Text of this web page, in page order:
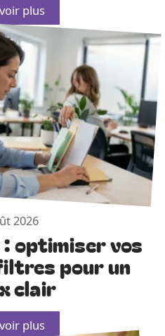
plus
2026
: optimiser vos
pour un
clair
plus